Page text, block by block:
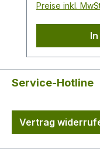
Preise inkl.
Service-Hotline
Vertrag